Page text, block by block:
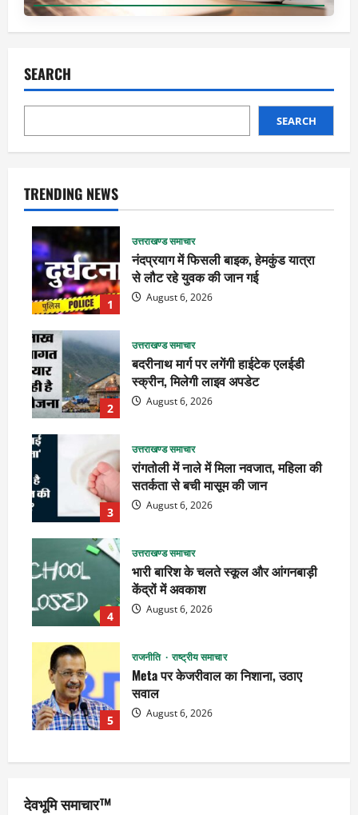
SEARCH
SEARCH
TRENDING NEWS
1
उत्तराखण्ड समाचार
नंदप्रयाग में फिसली बाइक, हेमकुंड यात्रा
से लौट रहे युवक की जान गई
August 6, 2026
2
उत्तराखण्ड समाचार
बदरीनाथ मार्ग पर लगेंगी हाईटेक एलईडी
स्क्रीन, मिलेगी लाइव अपडेट
August 6, 2026
3
उत्तराखण्ड समाचार
रांगतोली में नाले में मिला नवजात, महिला की
सतर्कता से बची मासूम की जान
August 6, 2026
4
उत्तराखण्ड समाचार
भारी बारिश के चलते स्कूल और आंगनबाड़ी
केंद्रों में अवकाश
August 6, 2026
5
राजनीति राष्ट्रीय समाचार
Meta पर केजरीवाल का निशाना, उठाए
सवाल
August 6, 2026
देवभूमि समाचार™